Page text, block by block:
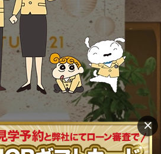
×